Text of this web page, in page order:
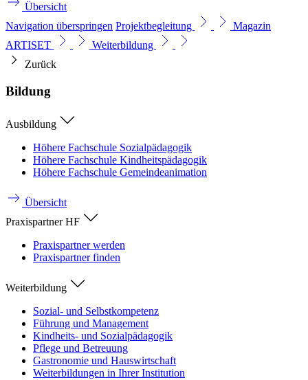
Übersicht
Navigation überspringen Projektbegleitung
Magazin
ARTISET
Weiterbildung
Zurück
Bildung
Ausbildung
Höhere Fachschule Sozialpädagogik
Höhere Fachschule Kindheitspädagogik
Höhere Fachschule Gemeindeanimation
Übersicht
Praxispartner HF
Praxispartner werden
Praxispartner finden
Weiterbildung
Sozial- und Selbstkompetenz
Führung und Management
Kindheits- und Sozialpädagogik
Pflege und Betreuung
Gastronomie und Hauswirtschaft
Weiterbildungen in Ihrer Institution